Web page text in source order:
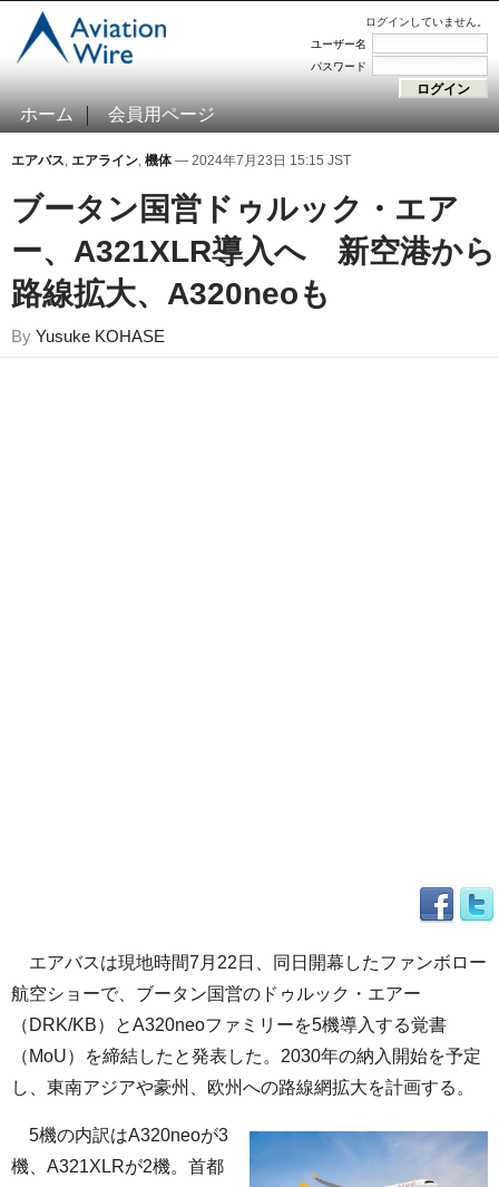
ログインしていません。
ユーザー名
パスワード
ホーム 会員用ページ
エアバス, エアライン, 機体— 2024年7月23日 15:15 JST
ブータン国営ドゥルック・エア
ー、A321XLR導入へ 新空港から
路線拡大、A320neoも
By Yusuke KOHASE
エアバスは現地時間7月22日、同日開幕したファンボロー
航空ショーで、ブータン国営のドゥルック・エアー
（DRK/KB）とA320neoファミリーを5機導入する覚書
（MoU）を締結したと発表した。2030年の納入開始を予定
し、東南アジアや豪州、欧州への路線網拡大を計画する。
5機の内訳はA320neoが3
機、A321XLRが2機。首都